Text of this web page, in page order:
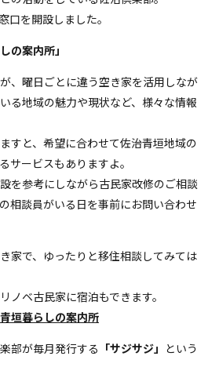
口を開設しました。
の案内所」
、曜日ごとに違う空き家を活用しなが
る地域の魅力や現状など、様々な情報
すと、希望に合わせて佐治青垣地域の
サービスもありますよ。
を参考にしながら古民家改修のご相談
相談員がいる日を事前にお問い合わせ
家で、ゆったりと移住相談してみては
ノベ古民家に宿泊もできます。
垣暮らしの案内所
部が毎月発行する 「サジサジ」
という